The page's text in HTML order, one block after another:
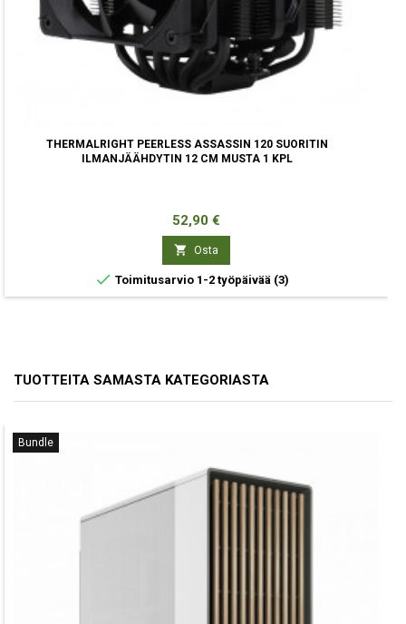
THERMALRIGHT PEERLESS ASSASSIN 120 SUORITIN
ILMANJÄÄHDYTIN 12 CM MUSTA 1 KPL
Hinta
52,90 €
 Osta
 Toimitusarvio 1-2 työpäivää (3)
TUOTTEITA SAMASTA KATEGORIASTA
Bundle